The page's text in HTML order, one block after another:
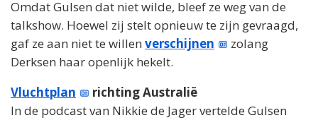
Omdat Gulsen dat niet wilde, bleef ze weg van de
talkshow. Hoewel zij stelt opnieuw te zijn gevraagd,
gaf ze aan niet te willen verschijnen
zolang
Derksen haar openlijk hekelt.
Vluchtplan
richting Australië
In de podcast van Nikkie de Jager vertelde Gulsen